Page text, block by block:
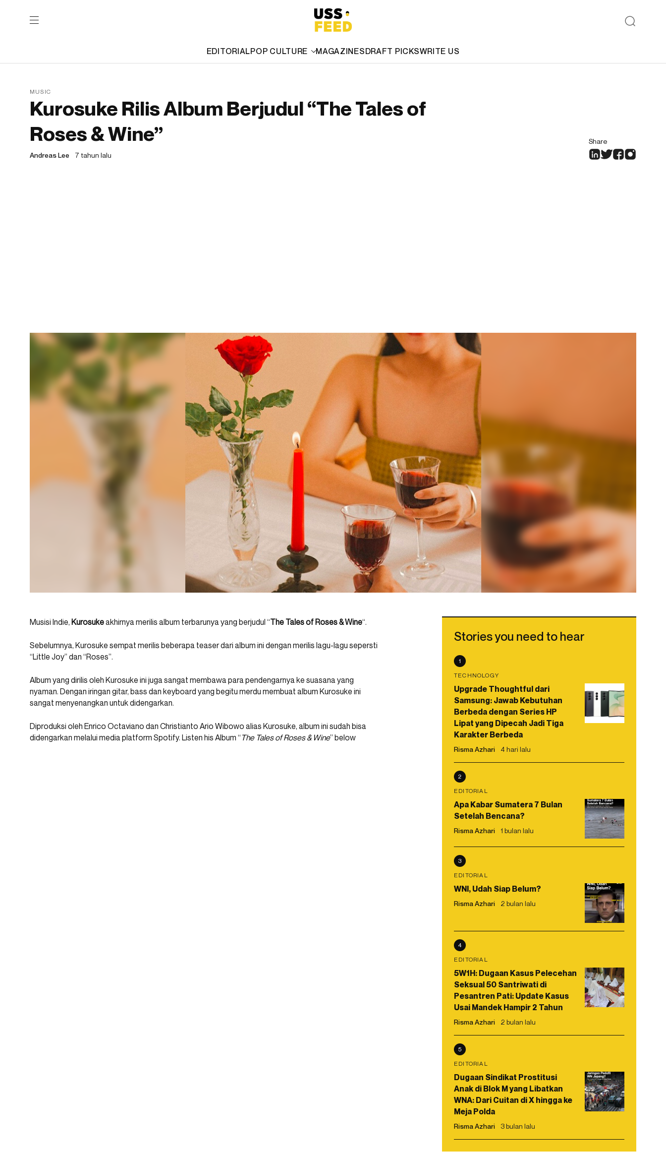
EDITORIALPOP CULTURE MAGAZINESDRAFT PICKSWRITE US
MUSIC
Kurosuke Rilis Album Berjudul “The Tales of
Roses & Wine”
Andreas Lee 7 tahun lalu
Share
Musisi Indie, Kurosukeakhirnya merilis album terbarunya yang berjudul “The Tales of Roses & Wine“.
Sebelumnya, Kurosuke sempat merilis beberapa teaser dari album ini dengan merilis lagu-lagu sepersti
“Little Joy” dan “Roses”.
Album yang dirilis oleh Kurosuke ini juga sangat membawa para pendengarnya ke suasana yang
nyaman. Dengan iringan gitar, bass dan keyboard yang begitu merdu membuat album Kurosuke ini
sangat menyenangkan untuk didengarkan.
Diproduksi oleh Enrico Octaviano dan Christianto Ario Wibowo alias Kurosuke, album ini sudah bisa
didengarkan melalui media platform Spotify. Listen his Album “ The Tales of Roses & Wine” below
Stories you need to hear
1
TECHNOLOGY
Upgrade Thoughtful dari
Samsung: Jawab Kebutuhan
Berbeda dengan Series HP
Lipat yang Dipecah Jadi Tiga
Karakter Berbeda
Risma Azhari 4 hari lalu
2
EDITORIAL
Apa Kabar Sumatera 7 Bulan
Setelah Bencana?
Risma Azhari 1 bulan lalu
3
EDITORIAL
WNI, Udah Siap Belum?
Risma Azhari 2 bulan lalu
4
EDITORIAL
5W1H: Dugaan Kasus Pelecehan
Seksual 50 Santriwati di
Pesantren Pati: Update Kasus
Usai Mandek Hampir 2 Tahun
Risma Azhari 2 bulan lalu
5
EDITORIAL
Dugaan Sindikat Prostitusi
Anak di Blok M yang Libatkan
WNA: Dari Cuitan di X hingga ke
Meja Polda
Risma Azhari 3 bulan lalu